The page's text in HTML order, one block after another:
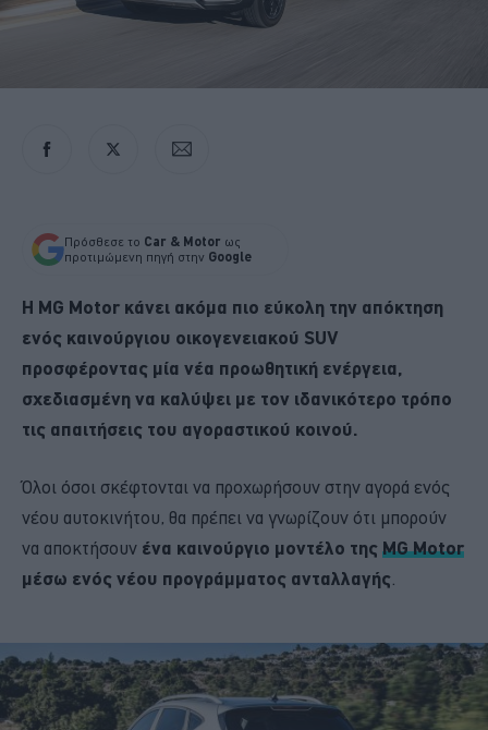
Πρόσθεσε το Car & Motor ως
προτιμώμενη πηγή στην Google
Η MG Motor κάνει ακόμα πιο εύκολη την απόκτηση
ενός καινούργιου οικογενειακού SUV
προσφέροντας μία νέα προωθητική ενέργεια,
σχεδιασμένη να καλύψει με τον ιδανικότερο τρόπο
τις απαιτήσεις του αγοραστικού κοινού.
Όλοι όσοι σκέφτονται να προχωρήσουν στην αγορά ενός
νέου αυτοκινήτου, θα πρέπει να γνωρίζουν ότι μπορούν
να αποκτήσουν ένα καινούργιο μοντέλο της MG Motor
μέσω ενός νέου προγράμματος ανταλλαγής